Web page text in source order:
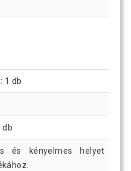
1 db
db
és kényelmes helyet